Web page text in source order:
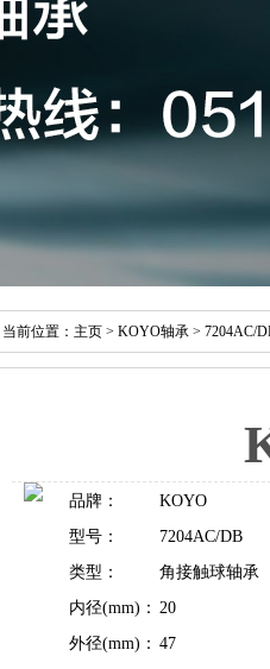
当前位置： 主页 > KOYO轴承 > 7204AC/
品牌：
KOYO
型号：
7204AC/DB
类型：
角接触球轴承
内径(mm)： 20
外径(mm)： 47